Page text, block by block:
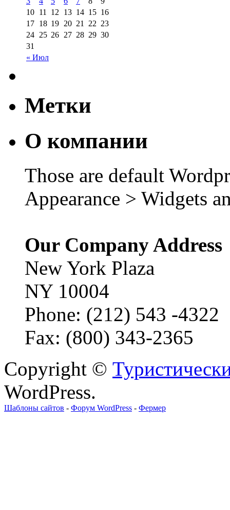
« Июл
10 11 12 13 14 15 16
17 18 19 20 21 22 23
24 25 26 27 28 29 30
31
Метки
О компании
Those are default
Appearance > Widgets
Our Company Address
New York Plaza
NY 10004
Phone: (212) 543 -4322
Fax: (800) 343-2365
Copyright ©
WordPress.
Шаблоны сайтов - Форум WordPress - Фермер